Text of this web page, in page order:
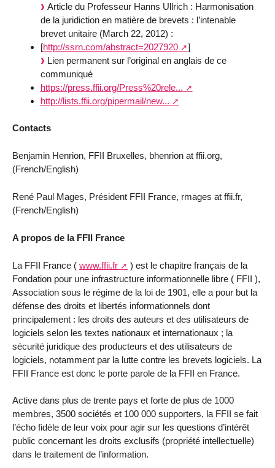
Article du Professeur Hanns Ullrich : Harmonisation
de la juridiction en matière de brevets : l’intenable
brevet unitaire (March 22, 2012) :
[http://ssrn.com/abstract=2027920
]
Lien permanent sur l’original en anglais de ce
communiqué
https://press.ffii.org/Press%20rele...
http://lists.ffii.org/pipermail/new...
Contacts
Benjamin Henrion, FFII Bruxelles, bhenrion at ffii.org,
(French/English)
René Paul Mages, Président FFII France, rmages at ffii.fr,
(French/English)
A propos de la FFII France
La FFII France ( www.ffii.fr
) est le chapitre français de la
Fondation pour une infrastructure informationnelle libre ( FFII ),
Association sous le régime de la loi de 1901, elle a pour but la
défense des droits et libertés informationnels dont
principalement : les droits des auteurs et des utilisateurs de
logiciels selon les textes nationaux et internationaux ; la
sécurité juridique des producteurs et des utilisateurs de
logiciels, notamment par la lutte contre les brevets logiciels. La
FFII France est donc le porte parole de la FFII en France.
Active dans plus de trente pays et forte de plus de 1000
membres, 3500 sociétés et 100 000 supporters, la FFII se fait
l’écho fidèle de leur voix pour agir sur les questions d’intérêt
public concernant les droits exclusifs (propriété intellectuelle)
dans le traitement de l’information.